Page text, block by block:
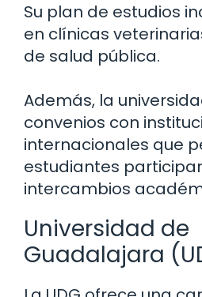
Su plan de estudios
en clínicas
de salud pública.
Además, la
convenios con
internacionales que
estudiantes
intercambios
Universidad de
Guadalajara